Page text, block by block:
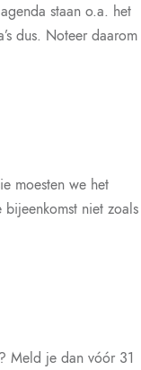
staan o.a. het
dus. Noteer daarom
moesten we het
bijeenkomst niet zoals
Meld je dan vóór 31